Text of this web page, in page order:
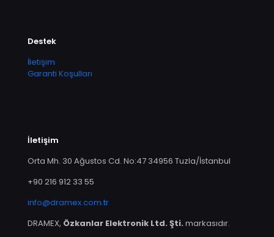
Destek
İletişim
Garanti Koşulları
İletişim
Orta Mh. 30 Ağustos Cd. No:47 34956 Tuzla/İstanbul
+90 216 912 33 55
info@dramex.com.tr
DRAMEX, Özkanlar Elektronik Ltd. Şti. markasıdır.